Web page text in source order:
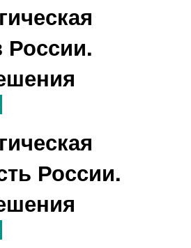
России.
России.